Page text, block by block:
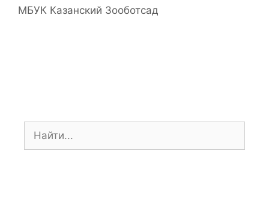
ц
МБУК Казанский Зооботсад